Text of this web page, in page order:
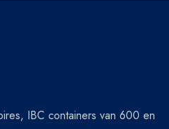
IBC containers van 600 en